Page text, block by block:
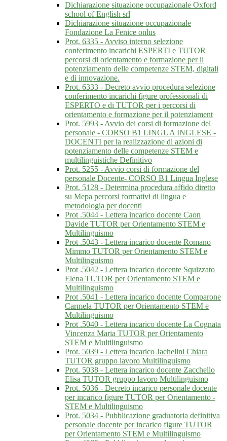
Dichiarazione situazione occupazionale Oxford
school of English srl
Dichiarazione situazione occupazionale
Fondazione La Fenice onlus
Prot. 6335 - Avviso interno selezione
conferimento incarichi ESPERTI e TUTOR
percorsi di orientamento e formazione per il
potenziamento delle competenze STEM, digitali
e di innovazione.
Prot. 6333 - Decreto avvio procedura selezione
conferimento incarichi figure professionali di
ESPERTO e di TUTOR per i percorsi di
orientamento e formazione per il potenziament
Prot. 5993 - Avvio dei corsi di formazione del
personale - CORSO B1 LINGUA INGLESE -
DOCENTI per la realizzazione di azioni di
potenziamento delle competenze STEM e
multilinguistiche Definitivo
Prot. 5255 - Avvio corsi di formazione del
personale Docente- CORSO B1 Lingua Inglese
Prot. 5128 - Determina procedura affido diretto
su Mepa percorsi formativi di lingua e
metodologia per docenti
Prot .5044 - Lettera incarico docente Caon
Davide TUTOR per Orientamento STEM e
Multilinguismo
Prot .5043 - Lettera incarico docente Romano
Mimmo TUTOR per Orientamento STEM e
Multilinguismo
Prot .5042 - Lettera incarico docente Squizzato
Elena TUTOR per Orientamento STEM e
Multilinguismo
Prot .5041 - Lettera incarico docente Comparone
Carmela TUTOR per Orientamento STEM e
Multilinguismo
Prot .5040 - Lettera incarico docente La Cognata
Vincenza Maria TUTOR per Orientamento
STEM e Multilinguismo
Prot. 5039 - Lettera incarico Jachelini Chiara
TUTOR gruppo lavoro Multilinguismo
Prot. 5038 - Lettera incarico docente Zacchello
Elisa TUTOR gruppo lavoro Multilinguismo
Prot. 5036 - Decreto incarico personale docente
per incarico figure TUTOR per Orientamento -
STEM e Multilinguismo
Prot. 5034 - Pubblicazione graduatoria definitiva
personale docente per incarico figure TUTOR
per Orientamento STEM e Multilinguismo